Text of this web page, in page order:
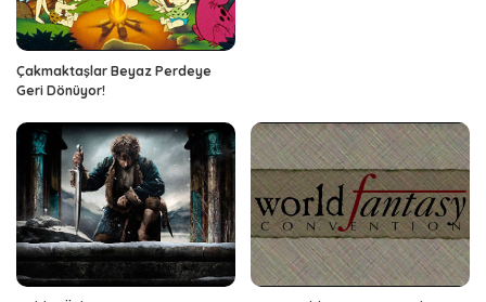
Çakmaktaşlar Beyaz Perdeye
Geri Dönüyor!